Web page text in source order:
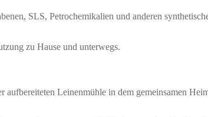
SLS, Petrochemikalien und anderen
zu Hause und unterwegs.
Leinenmühle in dem gemeinsamen